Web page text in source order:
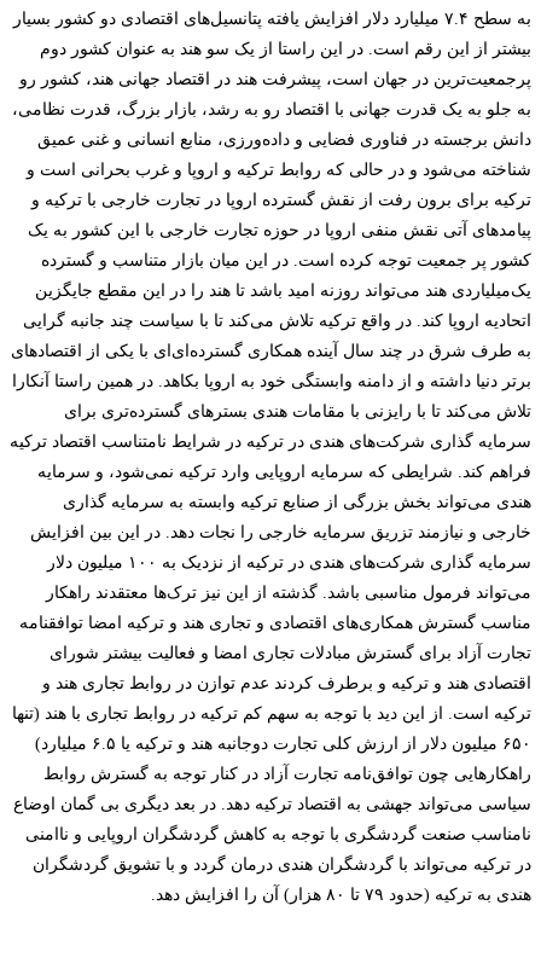
به سطح ۷.۴ میلیارد دلار افزایش یافته پتانسیل‌های اقتصادی دو کشور بسیار
بیشتر از این رقم است. در این راستا از یک سو هند به عنوان کشور دوم
پرجمعیت‌ترین در جهان است، پیشرفت هند در اقتصاد جهانی هند، کشور رو
به جلو به یک قدرت جهانی با اقتصاد رو به رشد، بازار بزرگ، قدرت نظامی،
دانش برجسته در فناوری فضایی و داده‌ورزی، منابع انسانی و غنی عمیق
شناخته می‌شود و در حالی که روابط ترکیه و اروپا و غرب بحرانی است و
ترکیه برای برون رفت از نقش گسترده اروپا در تجارت خارجی با ترکیه و
پیامدهای آتی نقش منفی اروپا در حوزه تجارت خارجی با این کشور به یک
کشور پر جمعیت توجه کرده است. در این میان بازار متناسب و گسترده
یک‌میلیاردی هند می‌تواند روزنه امید باشد تا هند را در این مقطع جایگزین
اتحادیه اروپا کند. در واقع ترکیه تلاش می‌کند تا با سیاست چند جانبه گرایی
به طرف شرق در چند سال آینده همکاری گسترده‌ای‌ای با یکی از اقتصادهای
برتر دنیا داشته و از دامنه وابستگی خود به اروپا بکاهد. در همین راستا آنکارا
تلاش می‌کند تا با رایزنی با مقامات هندی بسترهای گسترده‌تری برای
سرمایه گذاری شرکت‌های هندی در ترکیه در شرایط نامتناسب اقتصاد ترکیه
فراهم کند. شرایطی که سرمایه اروپایی وارد ترکیه نمی‌شود، و سرمایه
هندی می‌تواند بخش بزرگی از صنایع ترکیه وابسته به سرمایه گذاری
خارجی و نیازمند تزریق سرمایه خارجی را نجات دهد. در این بین افزایش
سرمایه گذاری شرکت‌های هندی در ترکیه از نزدیک به ۱۰۰ میلیون دلار
می‌تواند فرمول مناسبی باشد. گذشته از این نیز ترک‌ها معتقدند راهکار
مناسب گسترش همکاری‌های اقتصادی و تجاری هند و ترکیه امضا توافقنامه
تجارت آزاد برای گسترش مبادلات تجاری امضا و فعالیت بیشتر شورای
اقتصادی هند و ترکیه و برطرف کردند عدم توازن در روابط تجاری هند و
ترکیه است. از این دید با توجه به سهم کم ترکیه در روابط تجاری با هند (تنها
۶۵۰ میلیون دلار از ارزش کلی تجارت دوجانبه هند و ترکیه یا ۶.۵ میلیارد)
راهکارهایی چون توافق‌نامه تجارت آزاد در کنار توجه به گسترش روابط
سیاسی می‌تواند جهشی به اقتصاد ترکیه دهد. در بعد دیگری بی گمان اوضاع
نامناسب صنعت گردشگری با توجه به کاهش گردشگران اروپایی و ناامنی
در ترکیه می‌تواند با گردشگران هندی درمان گردد و با تشویق گردشگران
هندی به ترکیه (حدود ۷۹ تا ۸۰ هزار) آن را افزایش دهد
.